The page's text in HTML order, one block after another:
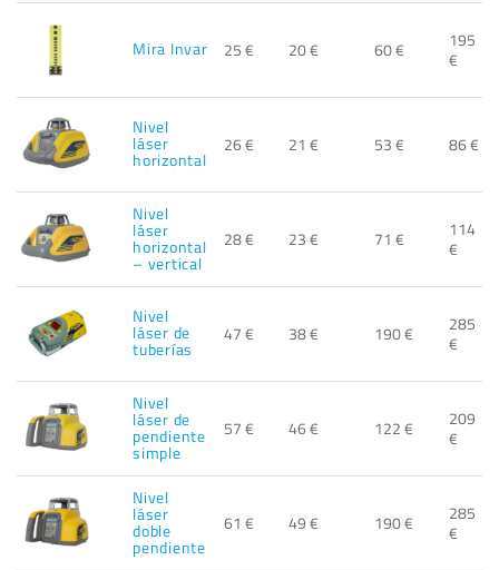
Mira Invar 25 € 20 € 60 €
195
€
Nivel
láser
horizontal
26 € 21 € 53 € 86 €
Nivel
láser
horizontal
– vertical
28 € 23 € 71 €
114
€
Nivel
láser de
tuberías
47 € 38 € 190 €
285
€
Nivel
láser de
pendiente
simple
57 € 46 € 122 €
209
€
Nivel
láser
doble
pendiente
61 € 49 € 190 €
285
€